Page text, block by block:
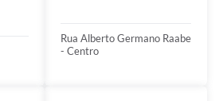
Rua Alberto Germano Raabe
- Centro